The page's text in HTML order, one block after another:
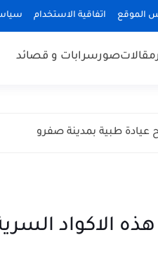
الموقع اتفاقية الاستخدام
مقالاتصورسرابات و قصائد
عيادة طبية بمدينة صفرو
الاكواد